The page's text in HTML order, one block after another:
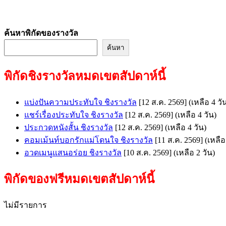
ค้นหาพิกัดของรางวัล
ค้นหา
พิกัดชิงรางวัลหมดเขตสัปดาห์นี้
แบ่งปันความประทับใจ ชิงรางวัล [12 ส.ค. 2569] (เหลือ 4 วั
แชร์เรื่องประทับใจ ชิงรางวัล [12 ส.ค. 2569] (เหลือ 4 วัน)
ประกวดหนังสั้น ชิงรางวัล [12 ส.ค. 2569] (เหลือ 4 วัน)
คอมเม้นท์บอกรักแม่โดนใจ ชิงรางวัล [11 ส.ค. 2569] (เหลื
อวดเมนูแสนอร่อย ชิงรางวัล [10 ส.ค. 2569] (เหลือ 2 วัน)
พิกัดของฟรีหมดเขตสัปดาห์นี้
ไม่มีรายการ